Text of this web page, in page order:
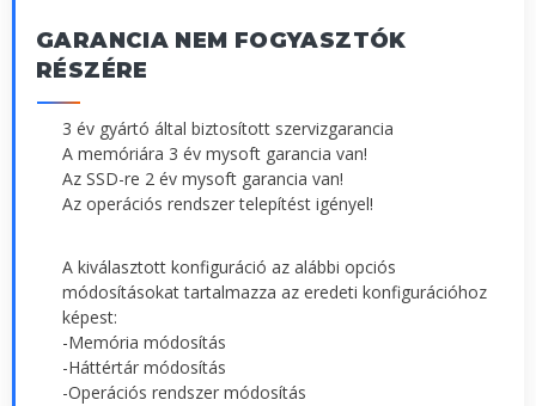
GARANCIA NEM FOGYASZTÓK
RÉSZÉRE
3 év gyártó által biztosított szervizgarancia
A memóriára 3 év mysoft garancia van!
Az SSD-re 2 év mysoft garancia van!
Az operációs rendszer telepítést igényel!
A kiválasztott konfiguráció az alábbi opciós
módosításokat tartalmazza az eredeti konfigurációhoz
képest:
-Memória módosítás
-Háttértár módosítás
-Operációs rendszer módosítás